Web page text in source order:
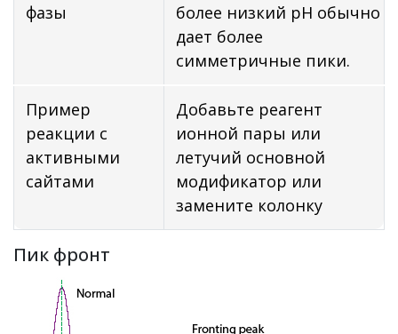
фазы
более низкий рН обычно
дает более
симметричные пики.
Пример
реакции с
активными
сайтами
Добавьте реагент
ионной пары или
летучий основной
модификатор или
замените колонку
Пик фронт